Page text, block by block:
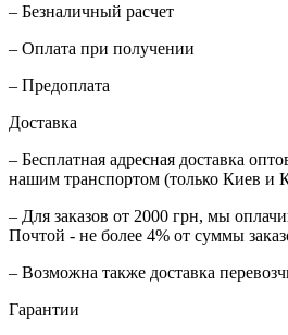
– Безналичный расчет
– Оплата при получении
– Предоплата
Доставка
– Бесплатная адресная доставка
нашим транспортом (только Киев и
– Для заказов от 2000 грн, мы
Почтой - не более 4% от суммы
– Возможна также доставка
Гарантии